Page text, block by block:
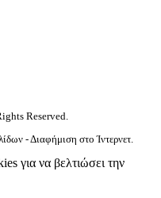
Reserved.
- Διαφήμιση στο Ίντερνετ.
για να βελτιώσει την